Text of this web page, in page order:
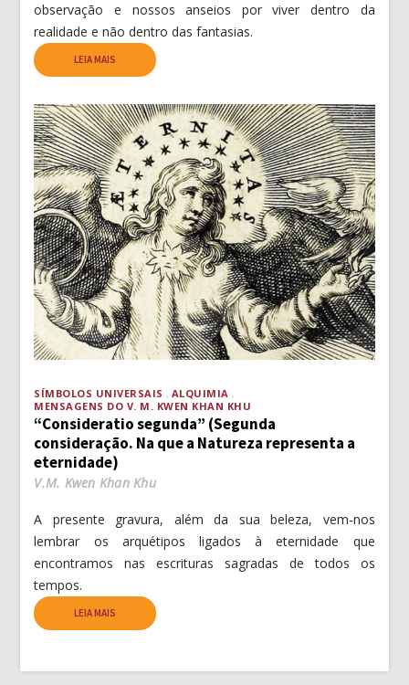
observação e nossos anseios por viver dentro da
realidade e não dentro das fantasias.
LEIA MAIS
SÍMBOLOS UNIVERSAIS
ALQUIMIA
MENSAGENS DO V. M. KWEN KHAN KHU
“Consideratio segunda” (Segunda
consideração. Na que a Natureza representa a
eternidade)
V.M. Kwen Khan Khu
A presente gravura, além da sua beleza, vem-nos
lembrar os arquétipos ligados à eternidade que
encontramos nas escrituras sagradas de todos os
tempos.
LEIA MAIS